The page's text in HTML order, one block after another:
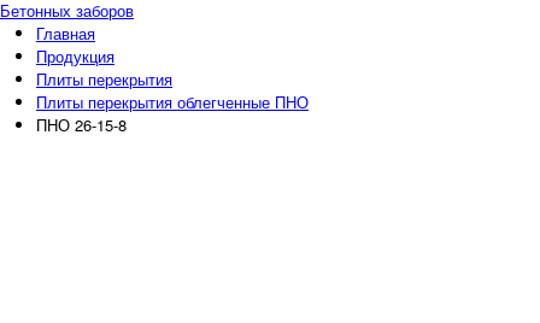
Бетонных заборов
Главная
Продукция
Плиты перекрытия
Плиты перекрытия облегченные ПНО
ПНО 26-15-8